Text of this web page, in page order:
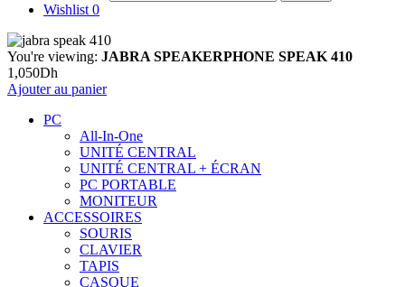
Wishlist 0
You're viewing: JABRA SPEAKERPHONE SPEAK 410
1,050Dh
Ajouter au panier
PC
All-In-One
UNITÉ CENTRAL
UNITÉ CENTRAL + ÉCRAN
PC PORTABLE
MONITEUR
ACCESSOIRES
SOURIS
CLAVIER
TAPIS
CASQUE